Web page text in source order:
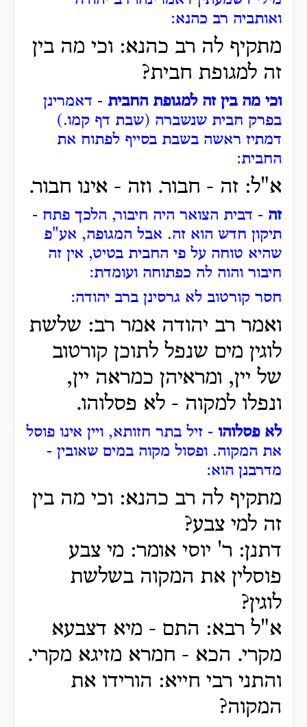
ואותביה רב כהנא:
מתקיף לה רב כהנא: וכי מה בין
זה למגופת חבית?
וכי מה בין זה למגופת החבית - דאמרינן
בפרק חבית שנשברה (שבת דף קמו.)
דמתיז ראשה בשבת בסייף לפתוח את
החבית:
א"ל: זה - חבור. וזה - אינו חבור.
זה - דבית הצואר היה חיבור, הלכך פתח -
תיקון חדש הוא זה. אבל המגופה, אע"פ
שהיא טוחה על פי החבית בטיט, אין זה
חיבור והוה לה כפתוחה ועומדת:
חסר קורטוב לא גרסינן ברב יהודה:
ואמר רב יהודה אמר רב: שלשת
לוגין מים שנפל לתוכן קורטוב
של יין, ומראיהן כמראה יין,
ונפלו למקוה - לא פסלוהו.
לא פסלוהו - זיל בתר חזותא, ויין אינו פוסל
את המקוה. ופסול מקוה במים שאובין -
מדרבנן הוא:
מתקיף לה רב כהנא: וכי מה בין
זה למי צבע?
דתנן: ר' יוסי אומר: מי צבע
פוסלין את המקוה בשלשת
לוגין?
א"ל רבא: התם - מיא דצבעא
מקרי. הכא - חמרא מזיגא מקרי.
והתני רבי חייא: הורידו את
המקוה?